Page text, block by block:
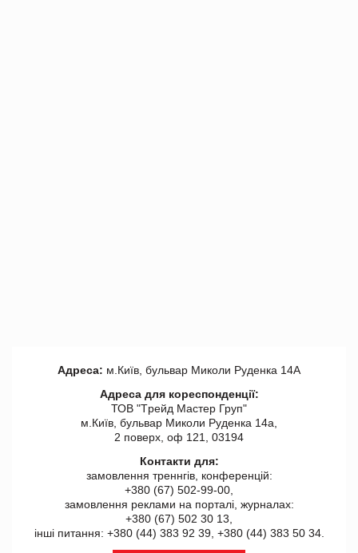
Адреса: м.Київ, бульвар Миколи Руденка 14А
Адреса для кореспонденції:
ТОВ "Tрейд Мастер Груп"
м.Київ, бульвар Миколи Руденка 14а,
2 поверх, оф 121, 03194
Контакти для:
замовлення треннгів, конференцій:
+380 (67) 502-99-00,
замовлення реклами на порталі, журналах:
+380 (67) 502 30 13,
інші питання: +380 (44) 383 92 39, +380 (44) 383 50 34.